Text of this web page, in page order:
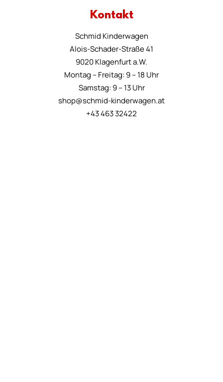
Kontakt
Schmid Kinderwagen
Alois-Schader-Straße 41
9020 Klagenfurt a.W.
Montag – Freitag: 9 – 18 Uhr
Samstag: 9 – 13 Uhr
shop@schmid-kinderwagen.at
+43 463 32422